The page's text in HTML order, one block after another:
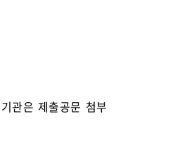
관은 제출공문 첨부